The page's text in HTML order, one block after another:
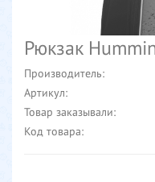
Рюкзак
Производитель:
Артикул:
Товар заказывали:
Код товара: